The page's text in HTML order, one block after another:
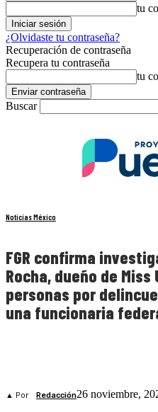
tu
¿Olvidaste tu contraseña?
Recuperación de contraseña
Recupera tu contraseña
tu
Buscar
Noticias México
FGR confirma
Rocha, dueño de
personas por
una funcionaria
▲ Por Redacción26 noviembre,